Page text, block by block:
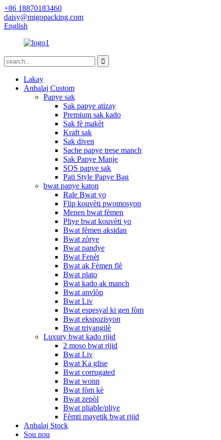
+86 18870183460
daisy@migopacking.com
English
Lakay
Anbalaj Custom
Papye sak
Sak papye atizay
Premium sak kado
Sak fè makèt
Kraft sak
Sak diven
Sache papye trese manch
Sak Papye Manje
SOS papye sak
Pati Style Papye Bag
bwat papye katon
Rale Bwat yo
Flip kouvèti pwomosyon
Menen bwat fèmen
Pliye bwat kouvèti yo
Bwat fèmen aksidan
Bwat zòrye
Bwat pandye
Bwat Fenèt
Bwat ak Fèmen flè
Bwat plato
Bwat kado ak manch
Bwat anvlòp
Bwat Liv
Bwat espesyal ki gen fòm
Bwat ekspozisyon
Bwat triyangilè
Luxury bwat kado rijid
2 moso bwat rijid
Bwat Liv
Bwat Ka glise
Bwat corrugated
Bwat wonn
Bwat fòm kè
Bwat zepòl
Bwat pliable/pliye
Fèmti mayetik bwat rijid
Anbalaj Stock
Sou nou